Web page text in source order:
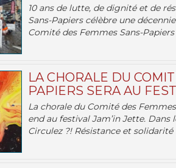
10 ans de lutte, de dignité et de
Sans-Papiers célèbre une
Comité des Femmes Sans-
LA CHORALE DU
PAPIERS SERA AU
La chorale du Comité des
end au festival Jam’in Jette.
Circulez ?! Résistance et solidarité